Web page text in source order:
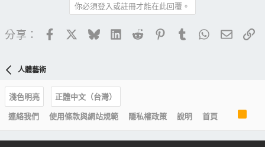
你必須登入或註冊才能在此回覆。
分享： FacebookBlueskyLinkedIn
Reddit PinterestTumblrWhatsApp
電子
人體藝術
淺色明亮
正體中文（台灣）
連絡我們
使用條款與網站規範 隱私權政策 說明 首頁
S